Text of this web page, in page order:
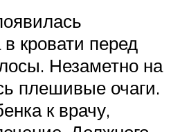
кровати перед
Незаметно на
плешивые очаги.
к врачу,